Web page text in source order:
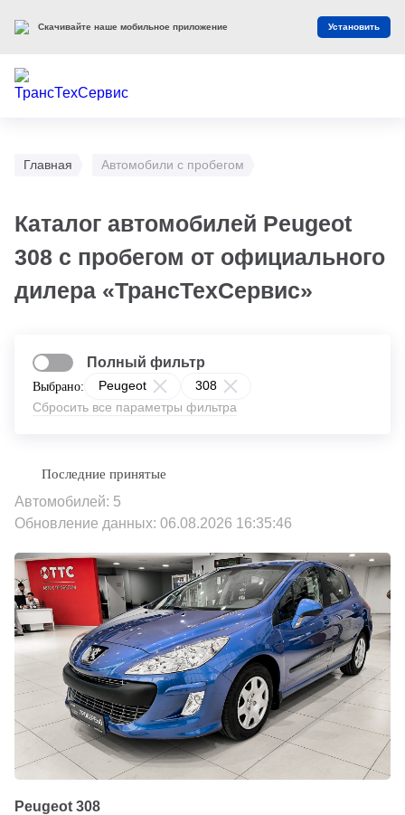
Главная Автомобили с пробегом
Каталог автомобилей Peugeot
308 с пробегом от официального
дилера «ТрансТехСервис»
Выбрано: Peugeot
308
Сбросить все параметры фильтра
Полный фильтр
Автомобилей: 5
Обновление данных: 06.08.2026 16:35:46
Peugeot 308
Скачивайте наше мобильное приложение Установить